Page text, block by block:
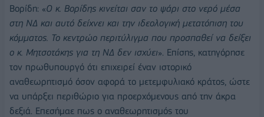
Βορίδη: «Ο κ. Βορίδης κινείται σαν το ψάρι στο νερό μέσα
στη ΝΔ και αυτό δείχνει και την ιδεολογική μετατόπιση του
κόμματος. Το κεντρώο περιτύλιγμα που προσπαθεί να δείξει
ο κ. Μητσοτάκης για τη ΝΔ δεν ισχύει». Επίσης, κατηγόρησε
τον πρωθυπουργό ότι επιχειρεί έναν ιστορικό
αναθεωρητισμό όσον αφορά το μετεμφυλιακό κράτος, ώστε
να υπάρξει περιθώριο για προερχόμενους από την άκρα
δεξιά. Επεσήμαε πως ο αναθεωρητισμός του